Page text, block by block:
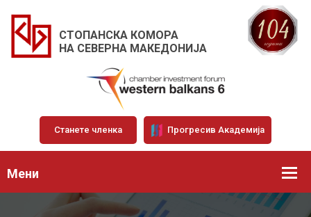
СТОПАНСКА КОМОРА
НА СЕВЕРНА МАКЕДОНИЈА
Станете членка Прогресив Академија
Мени